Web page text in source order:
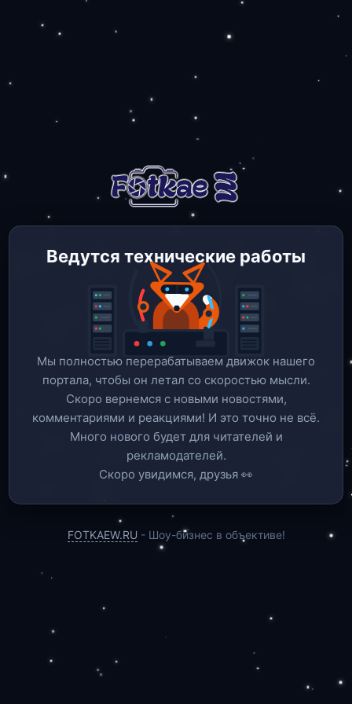
Ведутся технические работы
Мы полностью перерабатываем движок нашего
портала, чтобы он летал со скоростью мысли.
Скоро вернемся c новыми новостями,
комментариями и реакциями! И это точно не всё.
Много нового будет для читателей и
рекламодателей.
Скоро увидимся, друзья 👀
FOTKAEW.RU - Шоу-бизнес в объективе!